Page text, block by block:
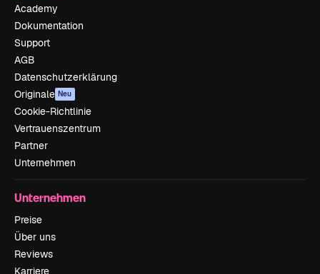
Academy
Dokumentation
Support
AGB
Datenschutzerklärung
Originale Neu
Cookie-Richtlinie
Vertrauenszentrum
Partner
Unternehmen
Unternehmen
Preise
Über uns
Reviews
Karriere